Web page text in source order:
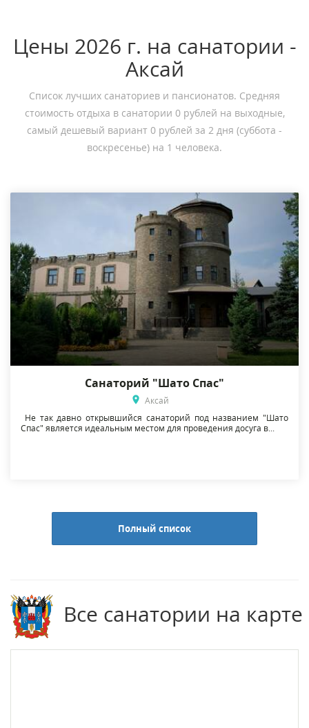
Цены 2026 г. на санатории -
Аксай
Список лучших санаториев и пансионатов. Средняя
стоимость отдыха в санатории 0 рублей на выходные,
самый дешевый вариант 0 рублей за 2 дня (суббота -
воскресенье) на 1 человека.
Санаторий "Шато Спас"
Аксай
Не так давно открывшийся санаторий под названием "Шато
Спас" является идеальным местом для проведения досуга в...
Полный список
Все санатории на карте